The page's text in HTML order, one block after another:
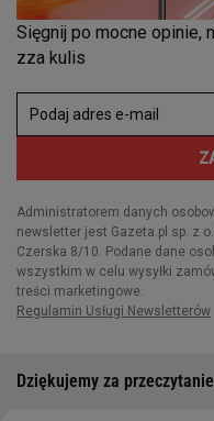
Dziękujemy za przeczytanie